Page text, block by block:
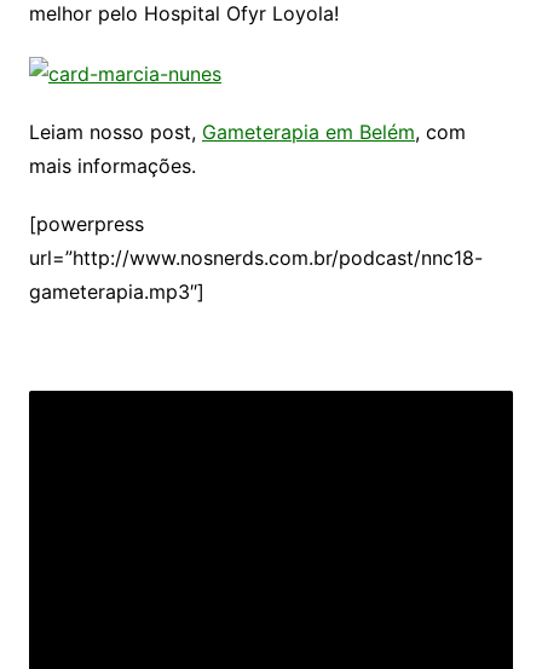
melhor pelo Hospital Ofyr Loyola!
Leiam nosso post, Gameterapia em Belém, com
mais informações.
[powerpress
url=”http://www.nosnerds.com.br/podcast/nnc18-
gameterapia.mp3″]